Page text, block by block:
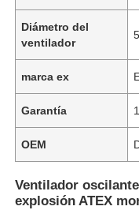
Diámetro del
ventilador
marca ex
Garantía
OEM
Ventilador
explosión ATEX